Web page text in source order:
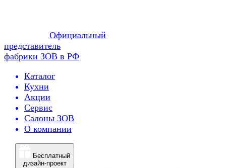
Официальный
представитель
фабрики ЗОВ в РФ
Каталог
Кухни
Акции
Сервис
Салоны ЗОВ
О компании
Бесплатный
дизайн-проект